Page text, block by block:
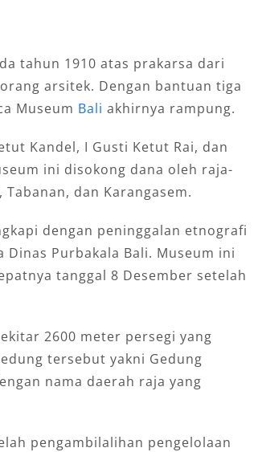
tahun 1910 atas prakarsa dari
arsitek. Dengan bantuan tiga
Museum Bali akhirnya rampung.
Kandel, I Gusti Ketut Rai, dan
ini disokong dana oleh raja-
dan Karangasem.
dengan peninggalan etnografi
Dinas Purbakala Bali. Museum ini
tanggal 8 Desember setelah
2600 meter persegi yang
tersebut yakni Gedung
nama daerah raja yang
pengambilalihan pengelolaan